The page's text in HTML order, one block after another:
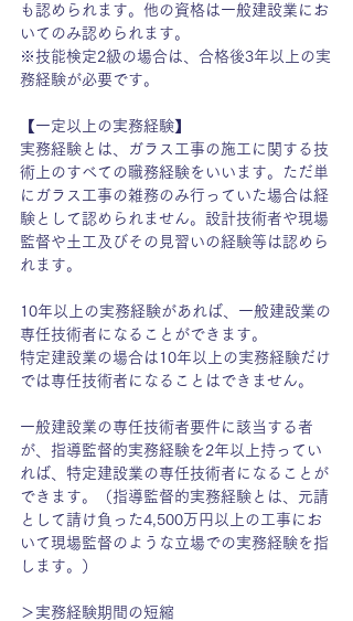
も認められます。他の資格は一般建設業にお
いてのみ認められます。
※技能検定2級の場合は、合格後3年以上の実
務経験が必要です。
【一定以上の実務経験】
実務経験とは、ガラス工事の施工に関する技
術上のすべての職務経験をいいます。ただ単
にガラス工事の雑務のみ行っていた場合は経
験として認められません。設計技術者や現場
監督や土工及びその見習いの経験等は認めら
れます。
10年以上の実務経験があれば、一般建設業の
専任技術者になることができます。
特定建設業の場合は10年以上の実務経験だけ
では専任技術者になることはできません。
一般建設業の専任技術者要件に該当する者
が、指導監督的実務経験を2年以上持ってい
れば、特定建設業の専任技術者になることが
できます。（指導監督的実務経験とは、元請
として請け負った4,500万円以上の工事にお
いて現場監督のような立場での実務経験を指
します。）
＞実務経験期間の短縮